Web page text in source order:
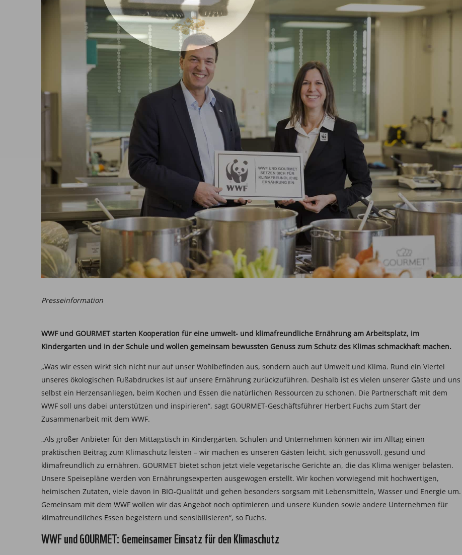
Presseinformation
WWF und GOURMET starten Kooperation für eine umwelt- und klimafreundliche Ernährung am Arbeitsplatz, im
Kindergarten und in der Schule und wollen gemeinsam bewussten Genuss zum Schutz des Klimas schmackhaft machen.
„Was wir essen wirkt sich nicht nur auf unser Wohlbefinden aus, sondern auch auf Umwelt und Klima. Rund ein Viertel
unseres ökologischen Fußabdruckes ist auf unsere Ernährung zurückzuführen. Deshalb ist es vielen unserer Gäste und uns
selbst ein Herzensanliegen, beim Kochen und Essen die natürlichen Ressourcen zu schonen. Die Partnerschaft mit dem
WWF soll uns dabei unterstützen und inspirieren“, sagt GOURMET-Geschäftsführer Herbert Fuchs zum Start der
Zusammenarbeit mit dem WWF.
„Als großer Anbieter für den Mittagstisch in Kindergärten, Schulen und Unternehmen können wir im Alltag einen
praktischen Beitrag zum Klimaschutz leisten – wir machen es unseren Gästen leicht, sich genussvoll, gesund und
klimafreundlich zu ernähren. GOURMET bietet schon jetzt viele vegetarische Gerichte an, die das Klima weniger belasten.
Unsere Speisepläne werden von Ernährungsexperten ausgewogen erstellt. Wir kochen vorwiegend mit hochwertigen,
heimischen Zutaten, viele davon in BIO-Qualität und gehen besonders sorgsam mit Lebensmitteln, Wasser und Energie um.
Gemeinsam mit dem WWF wollen wir das Angebot noch optimieren und unsere Kunden sowie andere Unternehmen für
klimafreundliches Essen begeistern und sensibilisieren“, so Fuchs.
WWF und GOURMET: Gemeinsamer Einsatz für den Klimaschutz